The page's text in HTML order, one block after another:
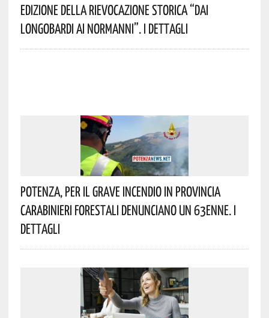
Edizione Della Rievocazione Storica “Dai
Longobardi Ai Normanni”. I Dettagli
Potenza, Per Il Grave Incendio In Provincia
Carabinieri Forestali Denunciano Un 63enne. I
Dettagli